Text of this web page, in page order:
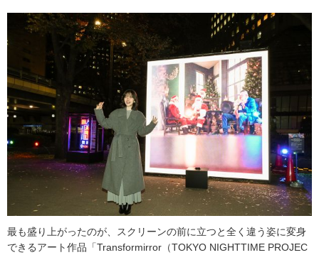
最も盛り上がったのが、スクリーンの前に立つと全く違う姿に変身
できるアート作品「Transformirror（TOKYO NIGHTTIME PROJEC